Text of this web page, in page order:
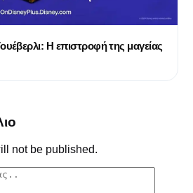
Η επιστροφή της μαγείας
not be published.